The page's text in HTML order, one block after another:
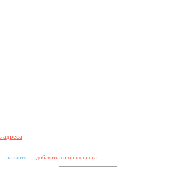
адреса
на карте добавить в план шопинга